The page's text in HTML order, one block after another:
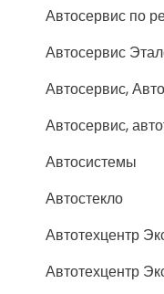
Автосервис по
Автосервис
Автосервис,
Автосервис,
Автосистемы
Автостекло
Автотехцентр
Автотехцентр